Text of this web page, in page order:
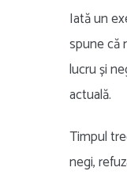
Iată un
spune că
lucru și
actuală.
Timpul
negi,